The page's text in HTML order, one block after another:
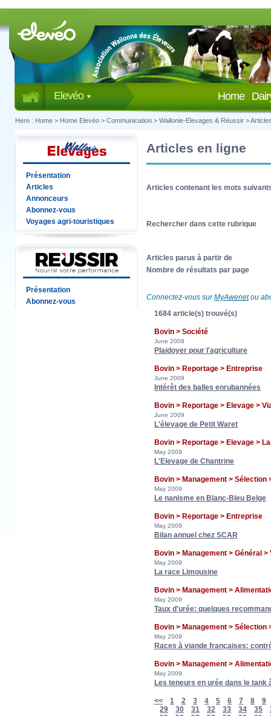
Elevéo Home
Here : Home > Home Elevéo > Communication > Wallonie-Elevages & Réussir >
Présentation
Articles
Annonceurs
Abonnez-vous
Voyages agri-touristiques
Présentation
Abonnez-vous
Articles en ligne
Articles contenant les mots
Rechercher dans cette rubrique
Articles parus à partir de
Nombre de résultats par page
Connectez-vous surMyAwenetou
1684 article(s) trouvé(s)
Bovin > Société
June 2009
Plaidoyer pour l'agriculture
Bovin > Reportage > Entreprise
June 2009
Intérêt des balles enrubannées
Bovin > Reportage > Elevage >
June 2009
L'élevage de Petit Waret
Bovin > Reportage > Elevage >
May 2009
L'Elevage de Chantrine
Bovin > Management > Sélection
May 2009
Le nanisme en Blanc-Bleu Belge
Bovin > Reportage > Entreprise
May 2009
Bilan annuel chez SCAR
Bovin > Management > Général >
May 2009
La race Limousine
Bovin > Management >
May 2009
Taux d'urée: quelques
Bovin > Management > Sélection
May 2009
Races à viande françaises:
Bovin > Management >
May 2009
Les teneurs en urée dans le tank
<< 1 2 3 4 5 6 7 8
9
29
30 31 32 33 34 35